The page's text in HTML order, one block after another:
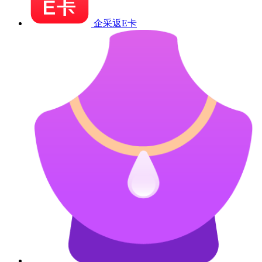
企采返E卡